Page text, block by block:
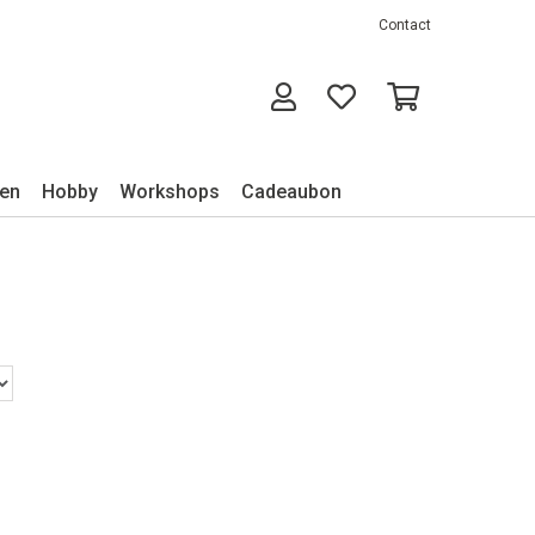
Contact
Hobby Workshops Cadeaubon